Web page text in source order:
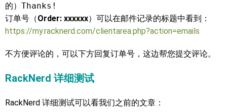
的）Thanks!
订单号（Order: xxxxxx）可以在邮件记录的标题中看到：
https://my.racknerd.com/clientarea.php?action=emails
不方便评论的，可以下方回复订单号，这边帮您提交评论。
RackNerd 详细测试
RackNerd 详细测试可以看我们之前的文章：